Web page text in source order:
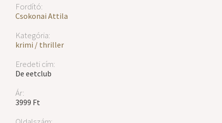
Fordító:
Csokonai Attila
Kategória:
krimi / thriller
Eredeti cím:
De eetclub
Ár:
3999 Ft